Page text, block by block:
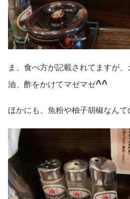
ま、食べ方が記載されてますが
油、酢をかけてマゼマゼ^^
ほかにも、魚粉や柚子胡椒なんて